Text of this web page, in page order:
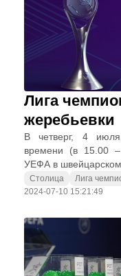
Лига
жеребьевки
В четверг, 4
времени (в 15.00 –
УЕФА в швейцарском
Столица Лига
2024-07-10 15:21:49